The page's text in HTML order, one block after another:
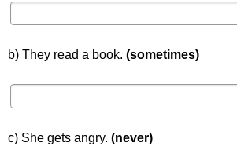
b) They read a book. (sometimes)
c) She gets angry. (never)